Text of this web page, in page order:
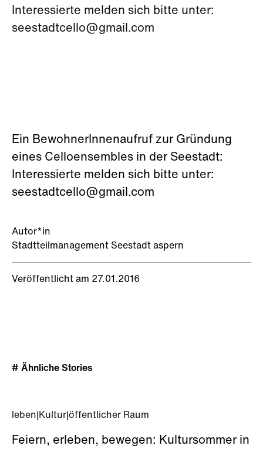
Autor*in
Stadtteilmanagement Seestadt aspern
Veröffentlicht am 27.01.2016
Interessierte melden sich bitte unter:
seestadtcello@gmail.com
Ein BewohnerInnenaufruf zur Gründung
eines Celloensembles in der Seestadt:
Interessierte melden sich bitte unter:
seestadtcello@gmail.com
# Ähnliche Stories
leben Kultur öffentlicher Raum
Feiern, erleben, bewegen: Kultursommer in